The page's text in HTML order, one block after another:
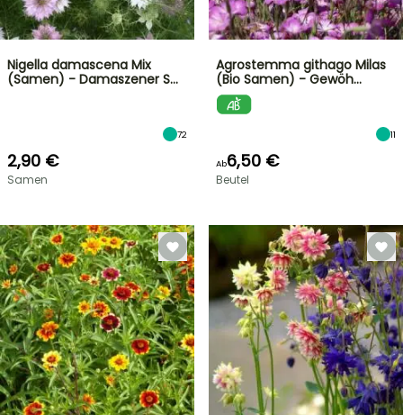
Nigella damascena Mix
(Samen) - Damaszener S…
72
2,90 €
Samen
Agrostemma githago Milas
(Bio Samen) - Gewöh…
11
Ab6,50 €
Beutel